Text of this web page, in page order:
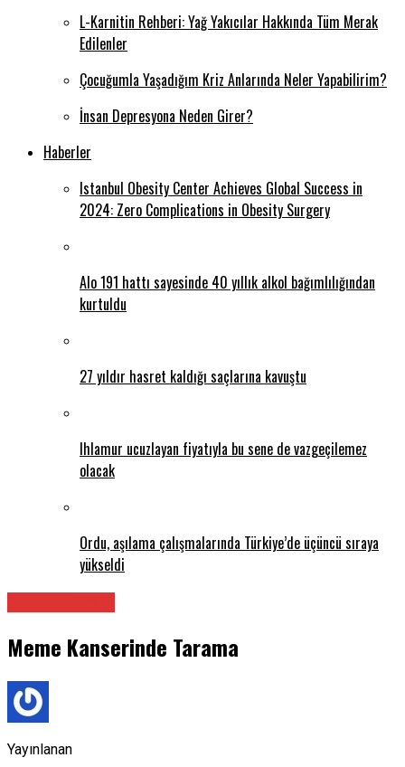
L-Karnitin Rehberi: Yağ Yakıcılar Hakkında Tüm Merak
Edilenler
Çocuğumla Yaşadığım Kriz Anlarında Neler Yapabilirim?
İnsan Depresyona Neden Girer?
Haberler
Istanbul Obesity Center Achieves Global Success in
2024: Zero Complications in Obesity Surgery
Alo 191 hattı sayesinde 40 yıllık alkol bağımlılığından
kurtuldu
27 yıldır hasret kaldığı saçlarına kavuştu
Ihlamur ucuzlayan fiyatıyla bu sene de vazgeçilemez
olacak
Ordu, aşılama çalışmalarında Türkiye’de üçüncü sıraya
yükseldi
Meme Kanserinde Tarama
Yayınlanan